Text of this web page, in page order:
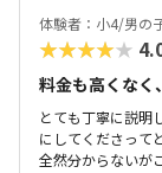
体験者：小4/男の
★★★★★
料金も高くなく
とても丁寧に説明
にしてくださって
全然分からないが